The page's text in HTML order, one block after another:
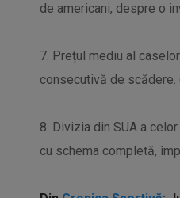
de americani, despre o
7. Prețul mediu al
consecutivă de scădere.
8. Divizia din SUA a
cu schema completă,